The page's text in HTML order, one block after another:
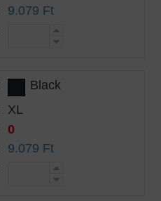
9.079 Ft
Black
XL
0
9.079 Ft